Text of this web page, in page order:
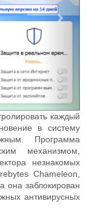
каждый
в систему
Программа
механизмом,
незнакомых
Chameleon,
она заблокирован
антивирусных